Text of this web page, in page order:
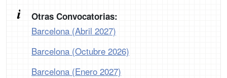
Otras Convocatorias:
Barcelona (Abril 2027)
Barcelona (Octubre 2026)
Barcelona (Enero 2027)